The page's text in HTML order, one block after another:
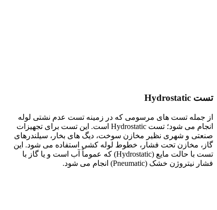
تست Hydrostatic
از جمله تست های مرسومی که در زمینه تست عدم نشتی لوله
انجام می شود؛ تست Hydrostatic است. این تست برای تجهیزات
صنعتی و شهری نظیر مخازن سوخت، دیگ های بخار، سیلندرهای
گاز، مخازن تحت فشار، خطوط لوله کشی استفاده می شود. این
تست با حالت مایع (Hydrostatic) که عموماً آب است و یا گاز با
فشار نیتروژن خشک (Pneumatic) انجام می شود.